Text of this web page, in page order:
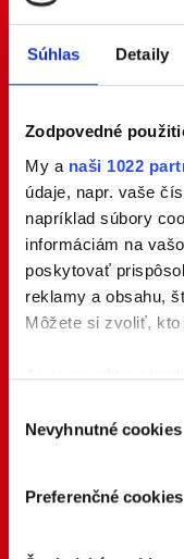
Súhlas Detaily
Zodpovedné
My a naši 1022
údaje, napr. vaše
napríklad súbory
informáciám na
poskytovať
reklamy a obsahu,
Môžete si zvoliť, kto
Ak to povolíte,
polohe s
skenovaním
prstov).
súhlasu
Nevyhnutné cookies
Preferenčné cookies